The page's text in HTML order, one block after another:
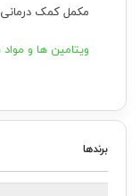
مکمل کمک درمانی ۲
ویتامین ها و
مولتي
برندها